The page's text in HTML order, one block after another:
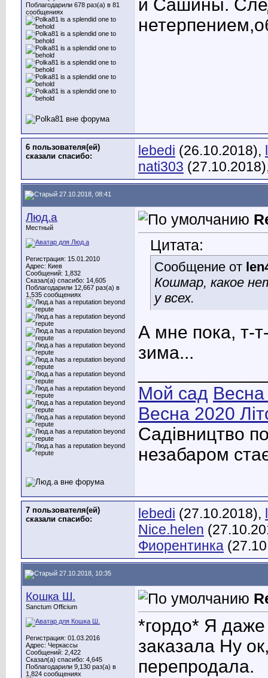
Поблагодарили 678 раз(а) в 81
сообщениях
и Сашины.
6 пользователя(ей)
сказали cпасибо:
lebedi (26.10.2018),
nati303
27.10.2018, 08:41
Люд.а
Местный
Регистрация: 15.01.2010
Адрес: Киев
Сообщений: 1,832
Сказал(а) спасибо: 14,605
Поблагодарили 12,667 раз(а) в
1,535 сообщениях
Цитата:
Сообщение от
Кошмар, какое
у всех.
А мне пока, т-
зима...
Мой сад
Весна 2020
Садівництво
незабаром
7 пользователя(ей)
сказали cпасибо:
lebedi (27.10.2018),
Nice.helen
Фиорентинка
27.10.2018, 10:35
Кошка Ш.
Sanctum Officium
Регистрация: 01.03.2016
Адрес: Черкассы
Сообщений: 2,422
Сказал(а) спасибо: 4,645
Поблагодарили 9,130 раз(а) в
1,824 сообщениях
*гордо* Я
заказала Ну
перепродала.